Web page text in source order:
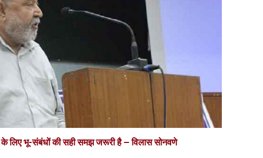
के लिए भू-संबंधों की सही समझ जरूरी है – विलास सोनवणे